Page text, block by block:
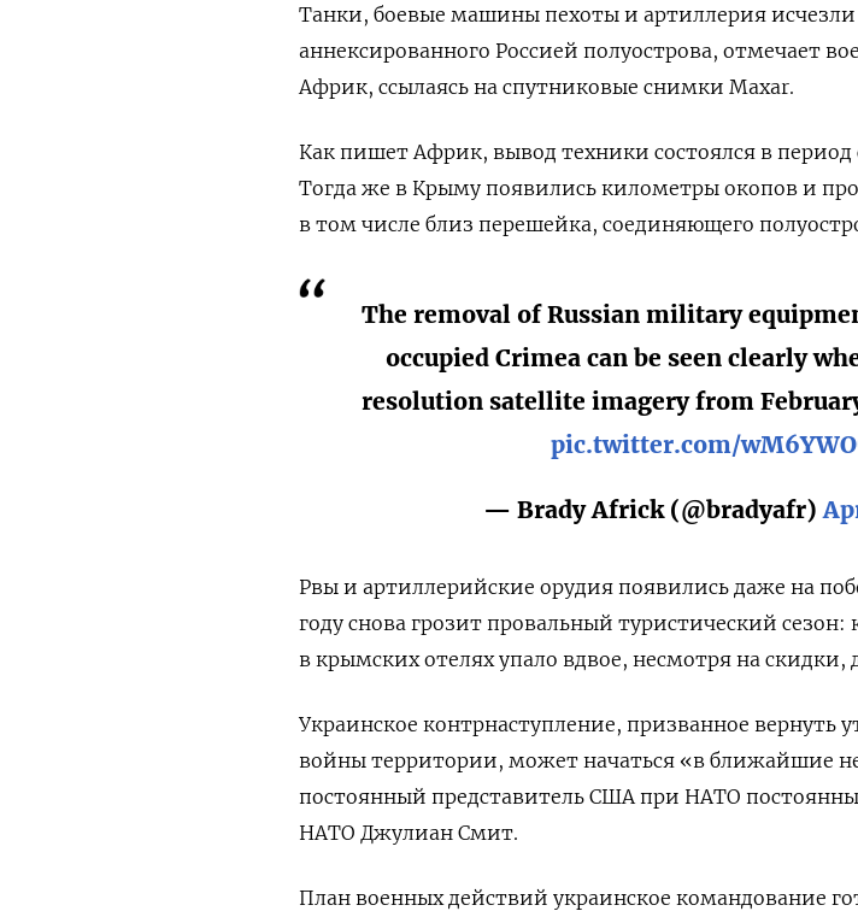
Танки, боевые машины пехоты и артиллерия исчезли
аннексированного Россией полуострова, отмечает
Африк, ссылаясь на спутниковые снимки Maxar.
Как пишет Африк, вывод техники состоялся в период
Тогда же в Крыму появились километры окопов и
в том числе близ перешейка, соединяющего
The removal of Russian military
occupied Crimea can be seen clearly
resolution satellite imagery from
pic.twitter.com/
— Brady Africk (@bradyafr)
Рвы и артиллерийские орудия появились даже на
году снова грозит провальный туристический
в крымских отелях упало вдвое, несмотря на
Украинское контрнаступление, призванное вернуть
войны территории, может начаться «в ближайшие
постоянный представитель США при НАТО
НАТО Джулиан Смит.
План военных действий украинское командование